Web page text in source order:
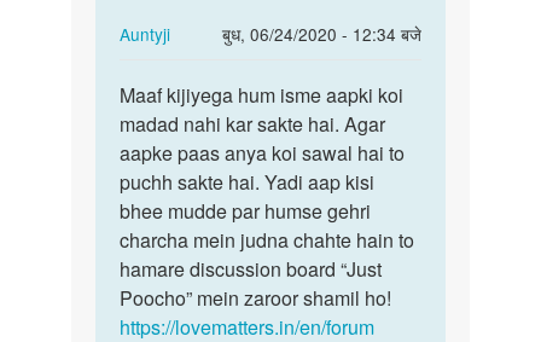
koi…
Auntyji
बुध, 06/24/2020 - 12:34 बजे
In
to
Main
22
saal
ka
hu
Muje
koi…
by
Maaf
kijiyega
hum
isme
aapki…
Maaf kijiyega hum isme aapki koi
madad nahi kar sakte hai. Agar
aapke paas anya koi sawal hai to
puchh sakte hai. Yadi aap kisi
bhee mudde par humse gehri
charcha mein judna chahte hain to
hamare discussion board “Just
Poocho” mein zaroor shamil ho!
https://lovematters.in/en/forum